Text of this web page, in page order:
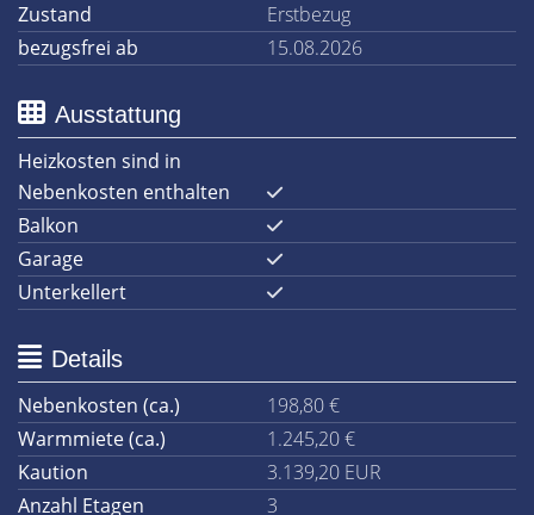
Zustand
Erstbezug
bezugsfrei ab
15.08.2026
Ausstattung
Heizkosten sind in
Nebenkosten enthalten
Balkon
Garage
Unterkellert
Details
Nebenkosten (ca.)
198,80 €
Warmmiete (ca.)
1.245,20 €
Kaution
3.139,20 EUR
Anzahl Etagen
3